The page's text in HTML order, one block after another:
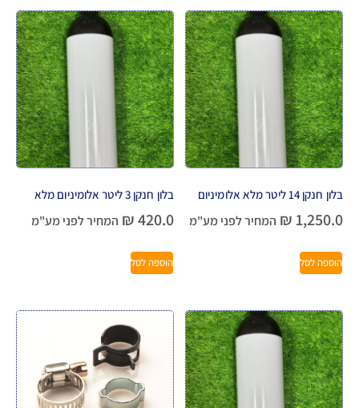
בלון חנקן 14 ליטר מלא אלומיניום
₪ 1,250.0 המחיר לפני מע"מ
הוספה לסל
בלון חנקן 3 ליטר אלומיניום מלא
₪420.0 המחיר לפני מע"מ
הוספה לסל